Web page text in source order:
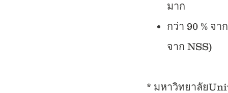
มาก
กว่า 90 % จ
จาก NSS)
* มหาวิทยาลัย